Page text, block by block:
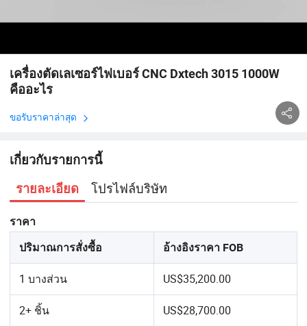
เครื่องตัดเลเซอร์ไฟเบอร์ CNC Dxtech 3015 1000W
คืออะไร
ขอรับราคาล่าสุด
เกี่ยวกับรายการนี้
รายละเอียด โปรไฟล์บริษัท
ราคา
ปริมาณการสั่งซื้อ อ้างอิงราคา FOB
1 บางส่วน US$35,200.00
2+ ชิ้น US$28,700.00